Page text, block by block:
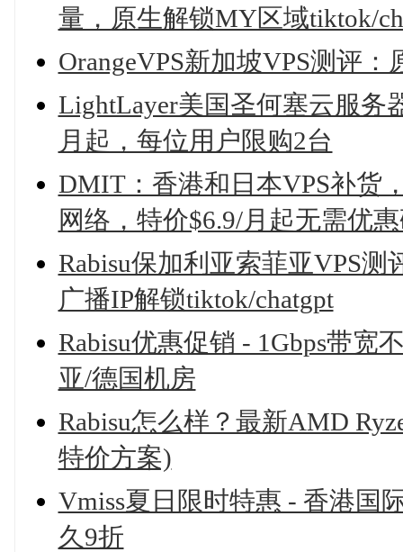
量，原生解锁MY区域tiktok/
OrangeVPS新加坡VPS测评
LightLayer美国圣何塞云服务
月起，每位用户限购2台
DMIT：香港和日本VPS补货
网络，特价$6.9/月起无需优
Rabisu保加利亚索菲亚VPS
广播IP解锁tiktok/chatgpt
Rabisu优惠促销 - 1Gbps带宽
亚/德国机房
Rabisu怎么样？最新AMD
特价方案)
Vmiss夏日限时特惠 - 香港国
久9折